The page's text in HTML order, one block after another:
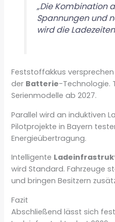
„Die Kombination
Spannungen und
wird die
Feststoffakkus
der Batterie-Technologie.
Serienmodelle ab 2027.
Parallel wird an induktiven
Pilotprojekte in Bayern
Energieübertragung.
Intelligente
wird Standard. Fahrzeuge
und bringen Besitzern
Fazit
Abschließend lässt sich